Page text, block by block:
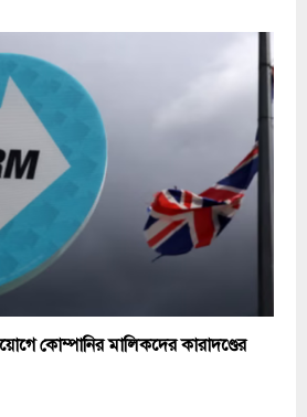
কোম্পানির মালিকদের কারাদণ্ডের